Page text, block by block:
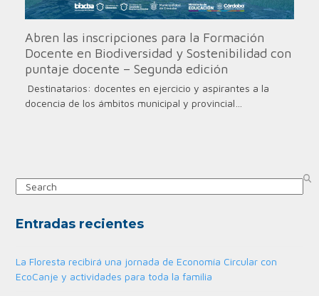
Abren las inscripciones para la Formación
Docente en Biodiversidad y Sostenibilidad con
puntaje docente – Segunda edición
Destinatarios: docentes en ejercicio y aspirantes a la
docencia de los ámbitos municipal y provincial…
Search
Entradas recientes
La Floresta recibirá una jornada de Economía Circular con
EcoCanje y actividades para toda la familia